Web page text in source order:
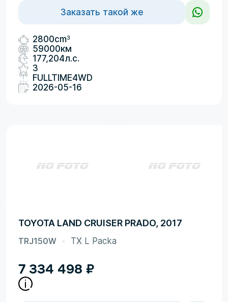
Заказать такой же
2800cm3
59000км
177,204л.с.
3
FULLTIME4WD
2026-05-16
TOYOTA LAND CRUISER PRADO, 2017
TRJ150W TX L Packa
7 334 498 ₽